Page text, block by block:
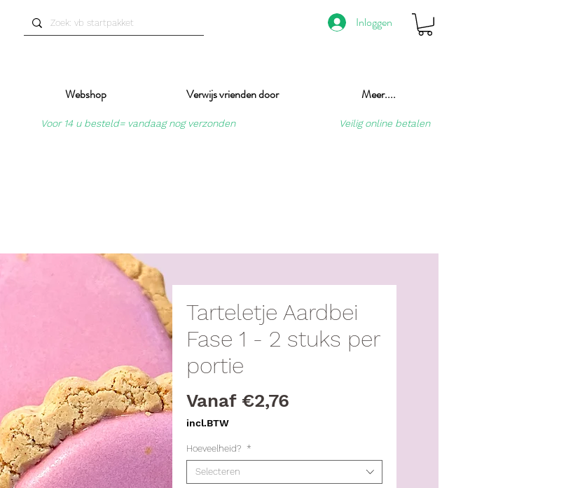
Inloggen
Webshop Verwijs vrienden door Meer....
Voor 14 u besteld= vandaag nog verzonden Veilig online betalen
Tarteletje Aardbei
Fase 1 - 2 stuks per
portie
Vanaf €2,76
incl.BTW
Hoeveelheid? *
Selecteren